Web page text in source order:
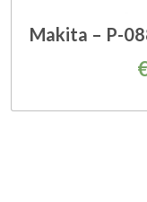
Makita – P-